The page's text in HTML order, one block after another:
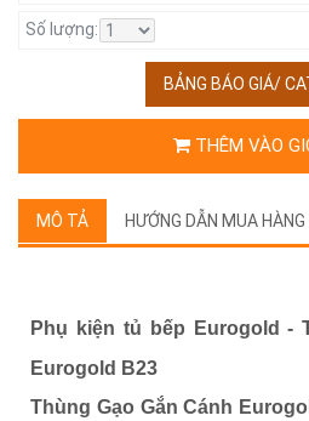
Số lượng:
BẢNG BÁO GIÁ/
THÊM VÀO
MÔ TẢ HƯỚNG DẪN MUA HÀNG
Phụ kiện tủ bếp Eurogold -
Eurogold B23
Thùng Gạo Gắn Cánh